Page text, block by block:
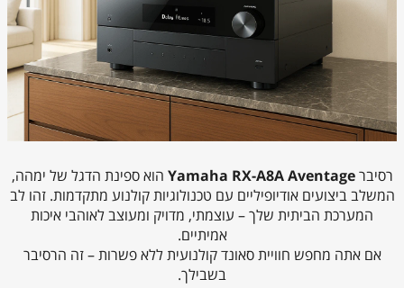
רסיברYamaha RX-A8A Aventage הוא ספינת הדגל של ימהה,
המשלב ביצועים אודיופיליים עם טכנולוגיות קולנוע מתקדמות. זהו לב
המערכת הביתית שלך – עוצמתי, מדויק ומעוצב לאוהבי איכות
אמיתיים.
אם אתה מחפש חוויית סאונד קולנועית ללא פשרות – זה הרסיבר
בשבילך.